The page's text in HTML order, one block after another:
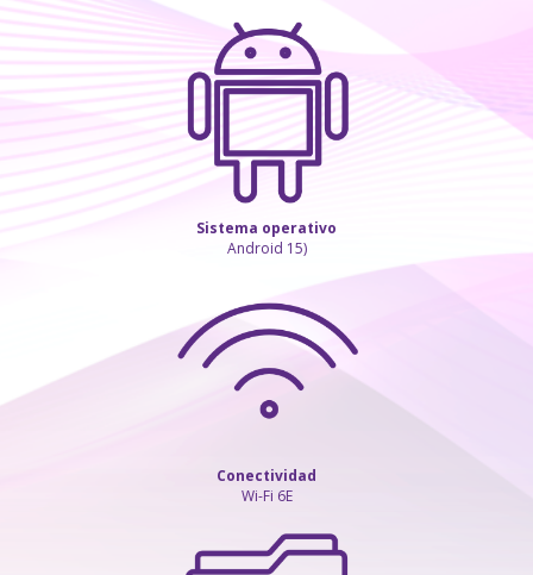
Sistema operativo
Android 15)
Conectividad
Wi-Fi 6E